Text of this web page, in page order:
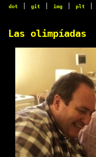
dot git img plt
Las olimpíadas